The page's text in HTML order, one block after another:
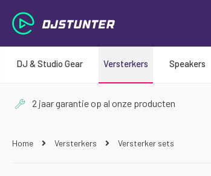
DJ & Studio Gear Versterkers Speakers
2 jaar garantie op al onze producten
Home Versterkers Versterker sets